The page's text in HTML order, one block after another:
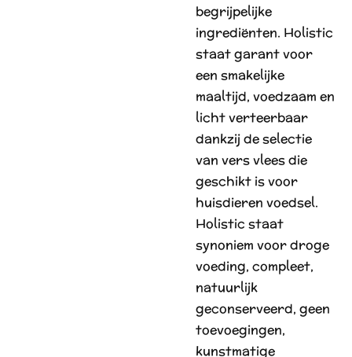
begrijpelijke
ingrediënten. Holistic
staat garant voor
een smakelijke
maaltijd, voedzaam en
licht verteerbaar
dankzij de selectie
van vers vlees die
geschikt is voor
huisdieren voedsel.
Holistic staat
synoniem voor droge
voeding, compleet,
natuurlijk
geconserveerd, geen
toevoegingen,
kunstmatige